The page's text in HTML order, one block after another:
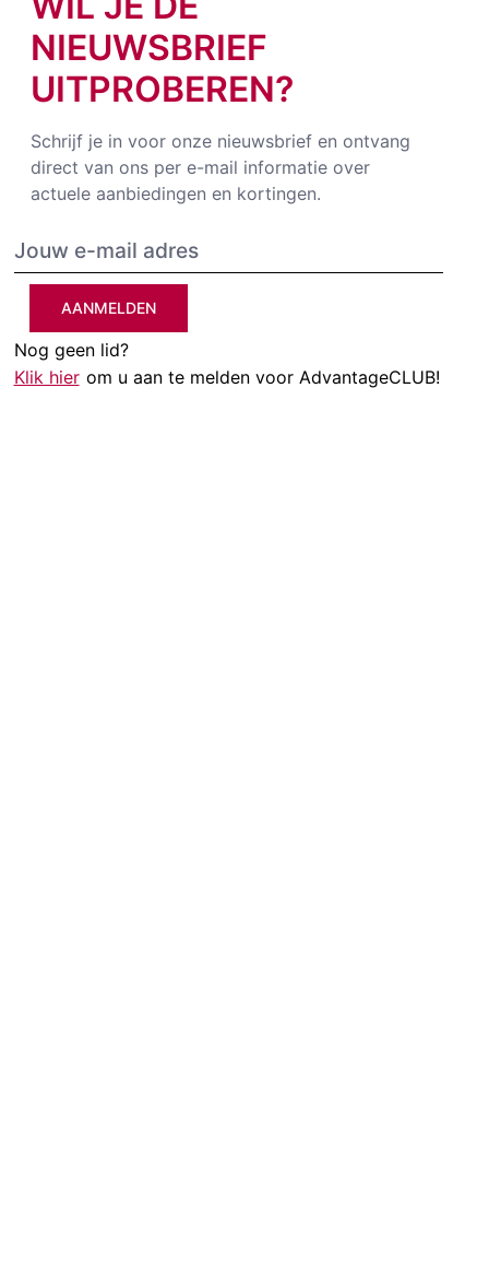
NIEUWSBRIEF
UITPROBEREN?
Schrijf je in voor onze nieuwsbrief en ontvang
direct van ons per e-mail informatie over
actuele aanbiedingen en kortingen.
AANMELDEN
Nog geen lid?
Klik hier om u aan te melden voor AdvantageCLUB!